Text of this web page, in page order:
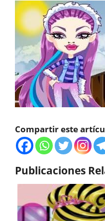
Compartir este
Publicaciones